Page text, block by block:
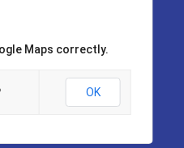
Maps correctly.
OK